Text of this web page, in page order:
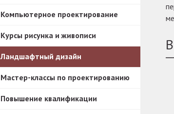
Компьютерное проектирование
Курсы рисунка и живописи
Ландшафтный дизайн
Мастер-классы по проектированию
Повышение квалификации